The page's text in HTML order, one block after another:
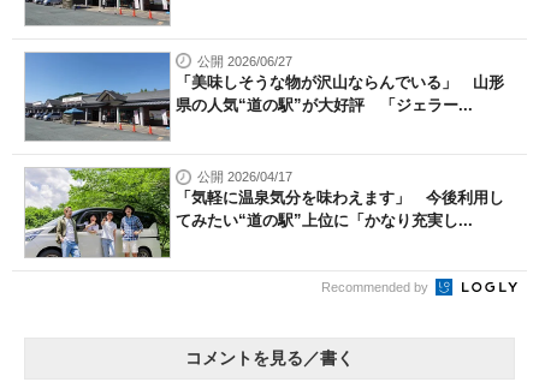
公開 2026/06/27
「美味しそうな物が沢山ならんでいる」 山形
県の人気“道の駅”が大好評 「ジェラー...
公開 2026/04/17
「気軽に温泉気分を味わえます」 今後利用し
てみたい“道の駅”上位に「かなり充実し...
Recommended by
コメントを見る／書く